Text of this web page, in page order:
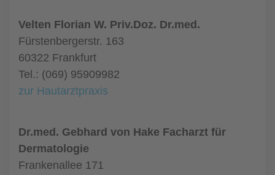
Velten Florian W. Priv.Doz. Dr.med.
Fürstenbergerstr. 163
60322 Frankfurt
Tel.: (069) 95909982
zur Hautarztpraxis
Dr.med. Gebhard von Hake Facharzt für
Dermatologie
Frankenallee 171